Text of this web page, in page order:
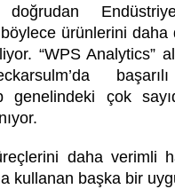
ürünlerini daha
“WPS Analytics”
genelindeki çok
daha verimli
kullanan başka bir